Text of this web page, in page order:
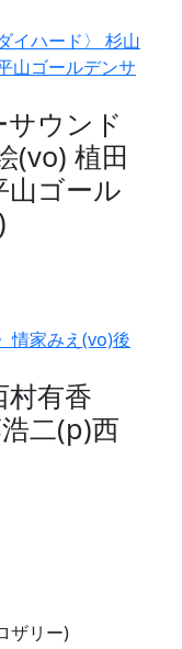
サウンド
(vo) 植田
山ゴール
村有香
二(p)西